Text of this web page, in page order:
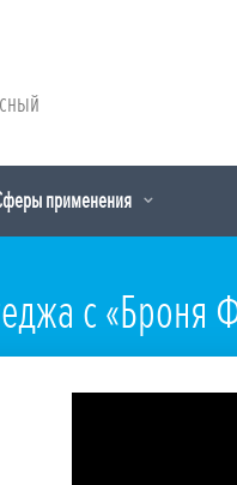
применения
с «Броня